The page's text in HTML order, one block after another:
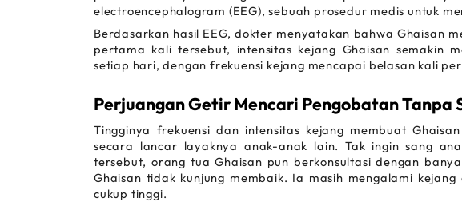
electroencephalogram (EEG), sebuah prosedur medis untuk
Berdasarkan hasil EEG, dokter menyatakan bahwa Ghaisan
pertama kali tersebut, intensitas kejang Ghaisan semakin
setiap hari, dengan frekuensi kejang mencapai belasan kali
Perjuangan Getir Mencari Pengobatan Tanpa
Tingginya frekuensi dan intensitas kejang membuat
secara lancar layaknya anak-anak lain. Tak ingin sang
tersebut, orang tua Ghaisan pun berkonsultasi dengan
Ghaisan tidak kunjung membaik. Ia masih mengalami
cukup tinggi.